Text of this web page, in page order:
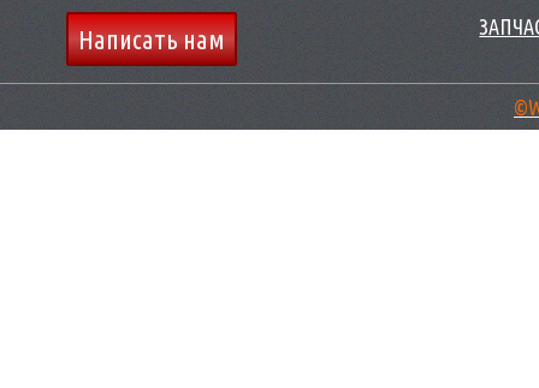
Написать нам